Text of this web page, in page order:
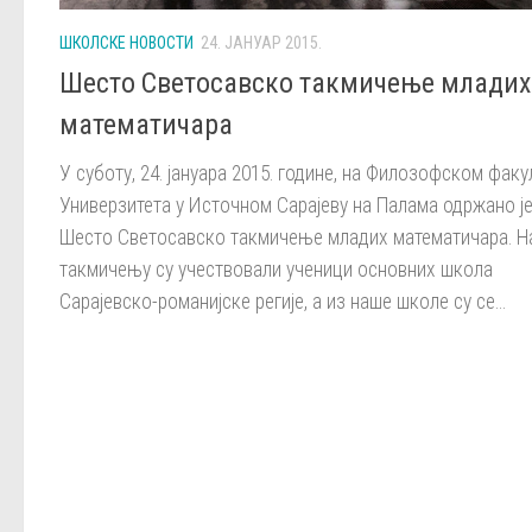
ШКОЛСКЕ НОВОСТИ 24. ЈАНУАР 2015.
Шесто Светосавско такмичење младих
математичара
У суботу, 24. јануара 2015. године, на Филозофском
Универзитета у Источном Сарајеву на Палама одржано је
Шесто Светосавско такмичење младих математичара.
такмичењу су учествовали ученици основних школа
Сарајевско-романијске регије, а из наше школе су се...